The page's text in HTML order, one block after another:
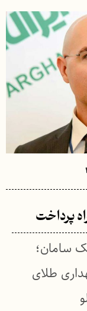
پرداخت
سامان؛
طلای